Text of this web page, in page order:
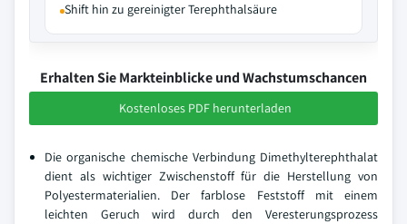
Shift hin zu gereinigter Terephthalsäure
Erhalten Sie Markteinblicke und Wachstumschancen
Kostenloses PDF herunterladen
Die organische chemische Verbindung Dimethylterephthalat
dient als wichtiger Zwischenstoff für die Herstellung von
Polyestermaterialien. Der farblose Feststoff mit einem
leichten Geruch wird durch den Veresterungsprozess